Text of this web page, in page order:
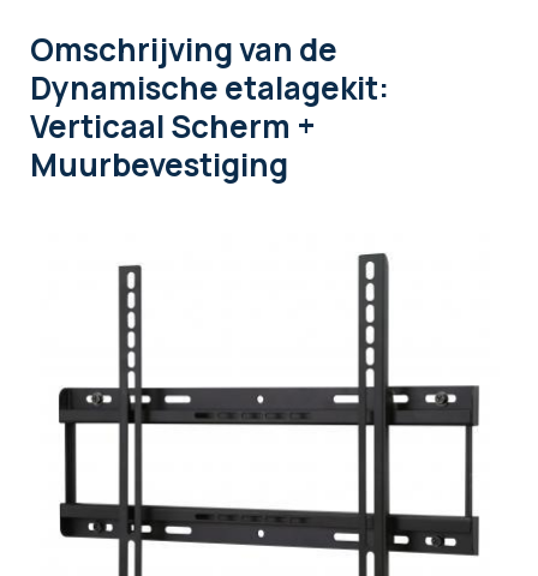
Omschrijvingvan de
Dynamische etalagekit:
Verticaal Scherm +
Muurbevestiging